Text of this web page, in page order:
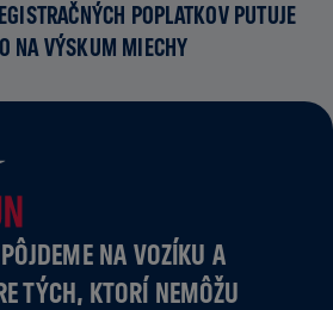
POPLATKOV PUTUJE
NA VÝSKUM MIECHY
NA VOZÍKU A
TÝCH, KTORÍ NEMÔŽU